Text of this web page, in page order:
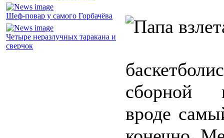
Шеф-повар у самого Горбачёва
Четыре неразлучных таракана и
сверчок
сборной
вроде